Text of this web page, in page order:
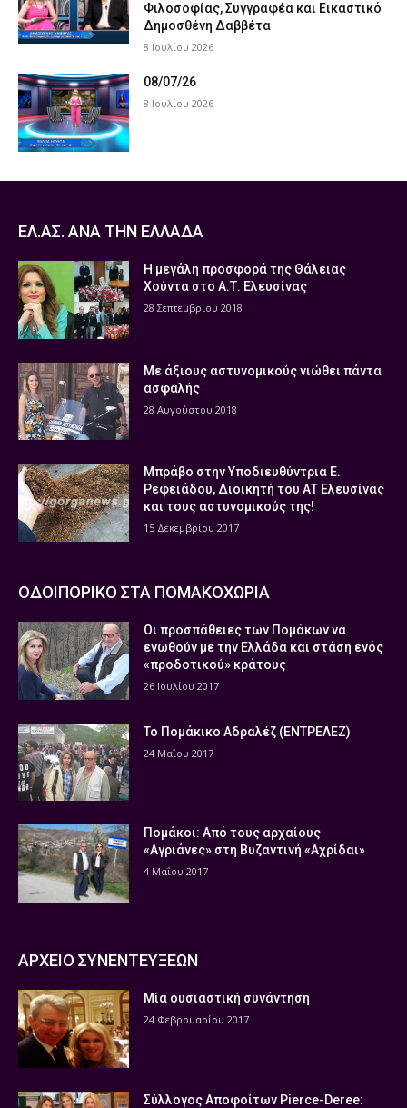
Φιλοσοφίας, Συγγραφέα και Εικαστικό
Δημοσθένη Δαββέτα
8 Ιουλίου 2026
08/07/26
8 Ιουλίου 2026
ΕΛ.ΑΣ. ΑΝΑ ΤΗΝ ΕΛΛΑΔΑ
Η μεγάλη προσφορά της Θάλειας
Χούντα στο Α.Τ. Ελευσίνας
28 Σεπτεμβρίου 2018
Με άξιους αστυνομικούς νιώθει πάντα
ασφαλής
28 Αυγούστου 2018
Μπράβο στην Υποδιευθύντρια Ε.
Ρεφειάδου, Διοικητή του ΑΤ Ελευσίνας
και τους αστυνομικούς της!
15 Δεκεμβρίου 2017
ΟΔΟΙΠΟΡΙΚΟ ΣΤΑ ΠΟΜΑΚΟΧΩΡΙΑ
Οι προσπάθειες των Πομάκων να
ενωθούν με την Ελλάδα και στάση ενός
«προδοτικού» κράτους
26 Ιουλίου 2017
Το Πομάκικο Αδραλέζ (ΕΝΤΡΕΛΕΖ)
24 Μαΐου 2017
Πομάκοι: Από τους αρχαίους
«Αγριάνες» στη Βυζαντινή «Αχρίδαι»
4 Μαΐου 2017
ΑΡΧΕΙΟ ΣΥΝΕΝΤΕΥΞΕΩΝ
Μία ουσιαστική συνάντηση
24 Φεβρουαρίου 2017
Σύλλογος Αποφοίτων Pierce-Deree: